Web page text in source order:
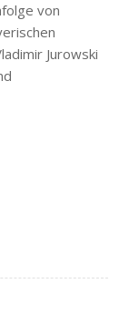
von
Jurowski